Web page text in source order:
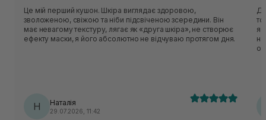
Це мій перший кушон. Шкіра виглядає здоровою,
зволоженою, свіжою та ніби підсвіченою зсередини. Він
має невагому текстуру, лягає як «друга шкіра», не створює
ефекту маски, я його абсолютно не відчуваю протягом дня.
Н Наталія
29.07.2026, 11:42